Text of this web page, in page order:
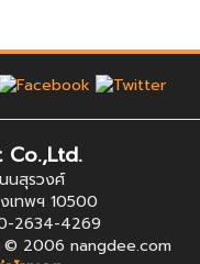
Co.,Ltd.
นสุรวงศ์
เทพฯ 10500
2634-4269
© 2006 nangdee.com